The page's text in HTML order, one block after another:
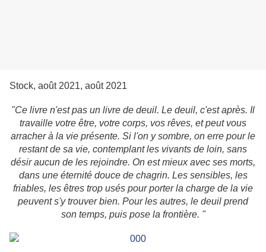
Stock, août 2021, août 2021
"Ce livre n'est pas un livre de deuil. Le deuil, c'est après. Il
travaille votre être, votre corps, vos rêves, et peut vous
arracher à la vie présente. Si l'on y sombre, on erre pour le
restant de sa vie, contemplant les vivants de loin, sans
désir aucun de les rejoindre. On est mieux avec ses morts,
dans une éternité douce de chagrin. Les sensibles, les
friables, les êtres trop usés pour porter la charge de la vie
peuvent s'y trouver bien. Pour les autres, le deuil prend
son temps, puis pose la frontière. "